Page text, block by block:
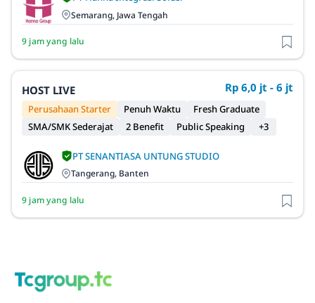
Semarang, Jawa Tengah
9 jam yang lalu
HOST LIVE Rp 6,0 jt - 6 jt
Perusahaan Starter Penuh Waktu
Fresh Graduate
SMA/SMK Sederajat
2 Benefit Public Speaking +3
PT SENANTIASA UNTUNG STUDIO
Tangerang, Banten
9 jam yang lalu